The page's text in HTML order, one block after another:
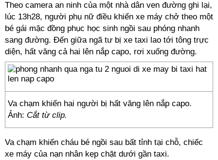
Theo camera an ninh của một nhà dân ven đường ghi lại,
lúc 13h28, người phụ nữ điều khiển xe máy chở theo một
bé gái mặc đồng phục học sinh ngồi sau phóng nhanh
sang đường. Đến giữa ngã tư bị xe taxi lao tới tông trực
diện, hất văng cả hai lên nắp capo, rơi xuống đường.
Va chạm khiến hai người bị hất văng lên nắp capo.
Ảnh: Cắt từ clip.
Va chạm khiến cháu bé ngồi sau bất tỉnh tại chỗ, chiếc
xe máy của nạn nhân kẹp chặt dưới gần taxi.